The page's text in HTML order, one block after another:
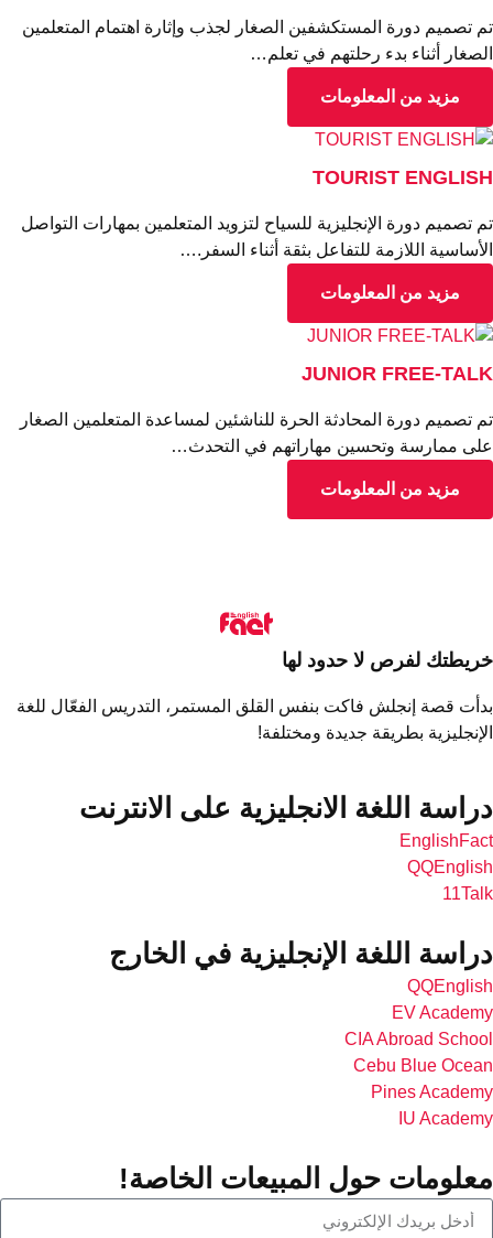
تصميم دورة المستكشفين الصغار لجذب وإثارة اهتمام المتعلمين
أثناء بدء رحلتهم في تعلم…
مزيد من المعلومات
TOURIST
تصميم دورة الإنجليزية للسياح لتزويد المتعلمين بمهارات التواصل
اللازمة للتفاعل بثقة أثناء السفر.…
مزيد من المعلومات
JUNIOR FREE-
تصميم دورة المحادثة الحرة للناشئين لمساعدة المتعلمين الصغار
ممارسة وتحسين مهاراتهم في التحدث…
مزيد من المعلومات
لفرص لا حدود لها
قصة إنجلش فاكت بنفس القلق المستمر، التدريس الفعّال للغة
بطريقة جديدة ومختلفة!
اللغة الانجليزية على الانترنت
اللغة الإنجليزية في الخارج
EV
CIA Abroad
Cebu Blue
Pines
IU
حول المبيعات الخاصة!